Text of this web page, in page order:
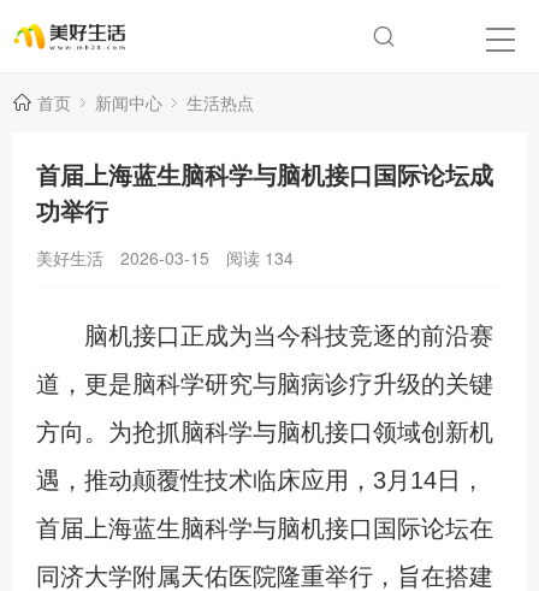
首页 新闻中心 生活热点
首届上海蓝生脑科学与脑机接口国际论坛成
功举行
美好生活 2026-03-15 阅读 134
脑机接口正成为当今科技竞逐的前沿赛
道，更是脑科学研究与脑病诊疗升级的关键
方向。为抢抓脑科学与脑机接口领域创新机
遇，推动颠覆性技术临床应用，3月14日，
首届上海蓝生脑科学与脑机接口国际论坛在
同济大学附属天佑医院隆重举行，旨在搭建